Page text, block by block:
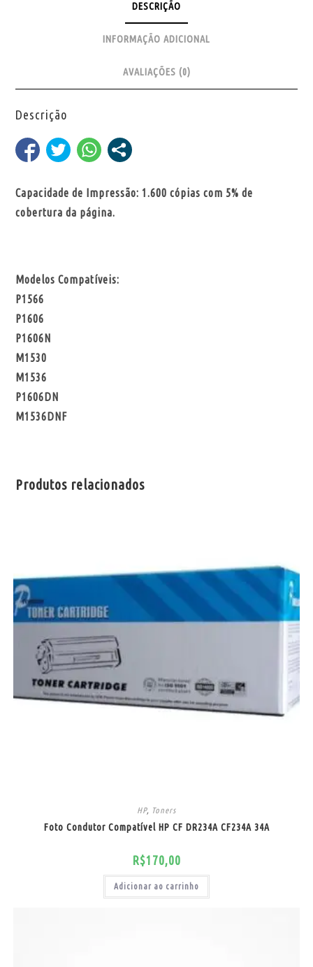
DESCRIÇÃO
INFORMAÇÃO ADICIONAL
AVALIAÇÕES (0)
Descrição
Capacidade de Impressão: 1.600 cópias com 5% de
cobertura da página.
Modelos Compatíveis:
P1566
P1606
P1606N
M1530
M1536
P1606DN
M1536DNF
Produtos relacionados
HP, Toners
Foto Condutor Compatível HP CF DR234A CF234A 34A
R$170,00
Adicionar ao carrinho